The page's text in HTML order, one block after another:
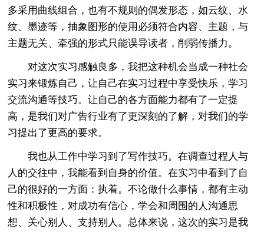
多采用曲线组合，也有不规则的偶发形态，如云纹、水
纹、墨迹等，抽象图形的使用必须符合内容、主题，与
主题无关、牵强的形式只能误导读者，削弱传播力。
对这次实习感触良多，我把这种机会当成一种社会
实习来锻炼自己，让自己在实习过程中享受快乐，学习
交流沟通等技巧。让自己的各方面能力都有了一定提
高，是我们对广告行业有了更深刻的了解，对我们的学
习提出了更高的要求。
我也从工作中学习到了写作技巧。在调查过程人与
人的交往中，我能看到自身的价值。在实习中看到了自
己的很好的一方面：执着。不论做什么事情，都有主动
性和积极性，对成功有信心，学会和周围的人沟通思
想、关心别人、支持别人。总体来说，这次的实习是我